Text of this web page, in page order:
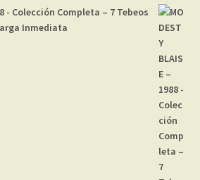
- Colección Completa – 7 Tebeos
Inmediata